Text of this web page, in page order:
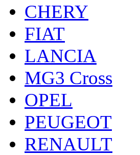
CHERY
FIAT
LANCIA
MG3 Cross
OPEL
PEUGEOT
RENAULT